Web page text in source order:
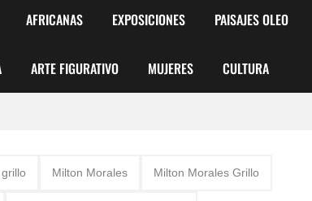
AFRICANAS EXPOSICIONES PAISAJES OLEO
ARTE FIGURATIVO MUJERES CULTURA
Milton Morales Milton Morales Grillo